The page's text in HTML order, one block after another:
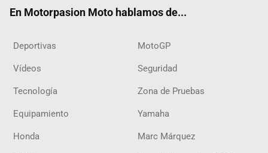
En Motorpasion Moto hablamos de...
Deportivas MotoGP
Vídeos Seguridad
Tecnología Zona de Pruebas
Equipamiento Yamaha
Honda Marc Márquez